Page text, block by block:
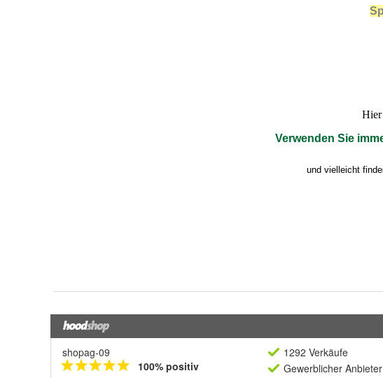
shopag-09
100% positiv
1292 Verkäufe
Gewerblicher Anbieter